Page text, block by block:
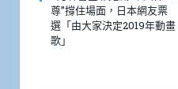
尊”撐住場面，日本網友票
選「由大家決定2019年動畫
歌」